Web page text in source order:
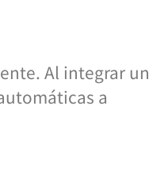
Al integrar un
a